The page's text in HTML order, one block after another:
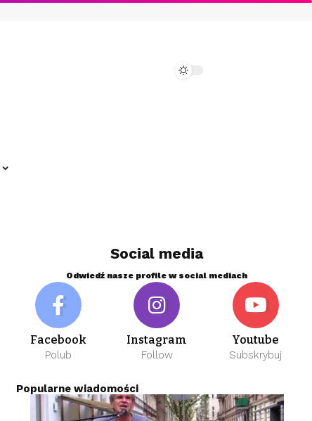
Social media
Odwiedź nasze profile w social mediach
Facebook
Polub
Instagram
Follow
Youtube
Subskrybuj
Popularne wiadomości